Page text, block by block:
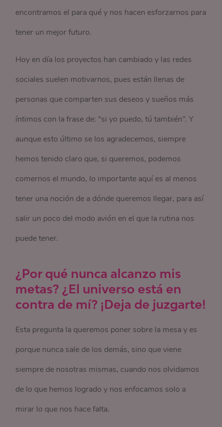
encontramos el para qué y nos hacen esforzarnos para
tener un mejor futuro.
Hoy en día los proyectos han cambiado y las redes
sociales suelen motivarnos, pues están llenas de
personas que comparten sus deseos y sueños más
íntimos con la frase de: “si yo puedo, tú también”. Y
aunque esto último se los agradecemos, siempre
hemos tenido claro que, si queremos, podemos
comernos el mundo, lo importante aquí es al menos
tener una noción de a dónde queremos llegar, para así
salir un poco del modo avión en el que la rutina nos
puede tener.
¿Por qué nunca alcanzo mis
metas? ¿El universo está en
contra de mí? ¡Deja de juzgarte!
Esta pregunta la queremos poner sobre la mesa y es
porque nunca sale de los demás, sino que viene
siempre de nosotras mismas, cuando nos olvidamos
de lo que hemos logrado y nos enfocamos solo a
mirar lo que nos hace falta.